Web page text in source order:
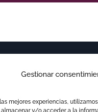
Gestionar
mejores experiencias,
y/o acceder a la